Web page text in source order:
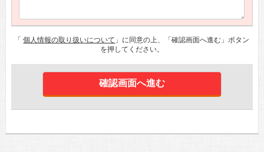
「個人情報の取り扱いについて 」に同意の上、「確認画面へ進む」ボタン
を押してください。